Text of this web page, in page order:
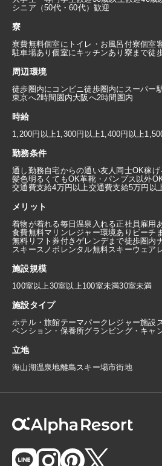
シニア（50代・60代）歓迎
寮
寮費無料個室にトイレ・お風呂付寮個室
駐車場あり個室にキッチンあり 寮まで徒
周辺環境
徒歩圏内にコンビニ徒歩圏内にスーパー
東京へ2時間圏内大阪へ2時間圏内
時給
1,200円以上1,300円以上1,400円以上
勤務条件
通し勤務自宅からの通い友人同士OK稼げ
髪色明るくてもOK革靴・パンプス以外
交通費支給4万円以上交通費支給5万円以
メリット
着物が着れる毎日温泉入れる正社員雇用
食費無料マリンレジャー環境あり ビーチ
無料リフト券付きゲレンデまで徒歩圏内
スキースノボレンタル無料スキーウェア
施設規模
100室以上30室以上100室未満30室未満
施設タイプ
ホテル・旅館テーマパーク レジャー施設
ペンション・保養所グランピング・キャ
立地
海山湖温泉地離島スキー場市街地